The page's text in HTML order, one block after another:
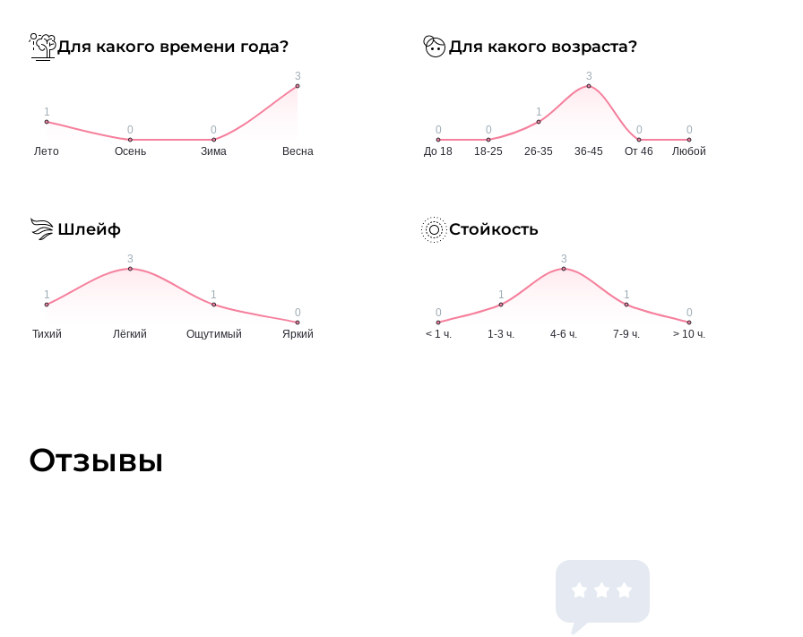
Для какого времени года? Для какого возраста?
Шлейф Стойкость
Отзывы